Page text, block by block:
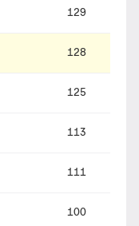
129
128
125
113
111
100